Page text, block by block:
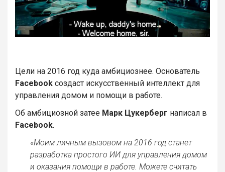
Цели на 2016 год куда амбициознее. Основатель
Facebook создаст искусственный интеллект для
управления домом и помощи в работе.
Об амбициозной затее Марк Цукерберг написал в
Facebook.
«Моим личным вызовом на 2016 год станет
разработка простого ИИ для управления домом
и оказания помощи в работе. Можете считать